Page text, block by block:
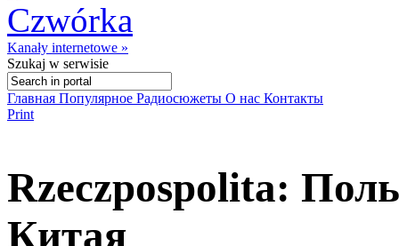
Kanały internetowe »
Szukaj w serwisie
Главная Популярное Радиосюжеты О нас Контакты
Print
Rzeczpospolita:
Китая